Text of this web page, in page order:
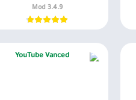
3.4.9 Mod